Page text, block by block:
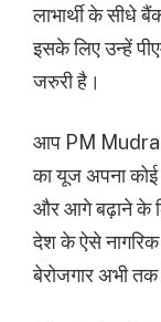
लाभार्थी के सीधे
इसके लिए उन्हें
जरुरी है।
आप PM Mudra
का यूज अपना
और आगे बढ़ाने के
देश के ऐसे
बेरोजगार अभी